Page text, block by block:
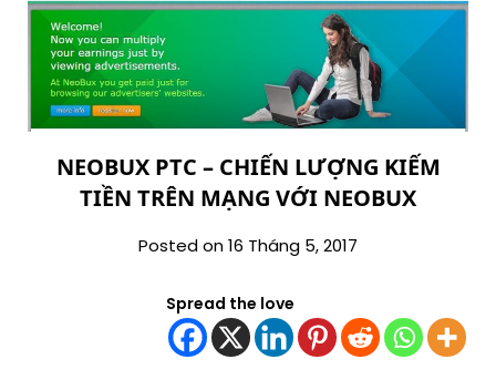
NEOBUX PTC – CHIẾN LƯỢNG KIẾM
TIỀN TRÊN MẠNG VỚI NEOBUX
Posted on 16 Tháng 5, 2017
Spread the love